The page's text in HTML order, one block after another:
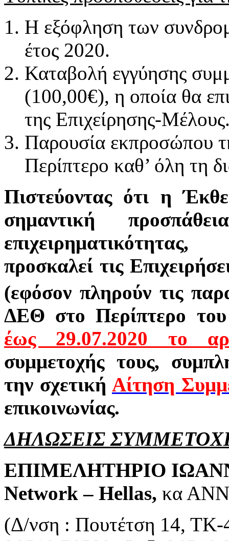
Η εξόφληση των
έτος 2020.
Καταβολή εγγύησης
(100,00€), η οποία θα
της Επιχείρησης-
Παρουσία εκπροσώπου
Περίπτερο καθ’ όλη τη
Πιστεύοντας ότι η
σημαντική
επιχειρηματικότητας,
προσκαλεί τις
(εφόσον πληρούν τις
ΔΕΘ στο Περίπτερο
έως 29.07.2020 το
συμμετοχής τους,
την σχετική Αίτηση
επικοινωνίας.
ΔΗΛΩΣΕΙΣ
ΕΠΙΜΕΛΗΤΗΡΙΟ
Network – Hellas, κα
(Δ/νση : Πουτέτση 14,